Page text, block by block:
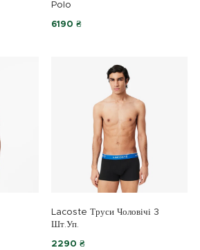
Polo
6190 ₴
Lacoste Труси Чоловічі 3
Шт.уп.
2290 ₴